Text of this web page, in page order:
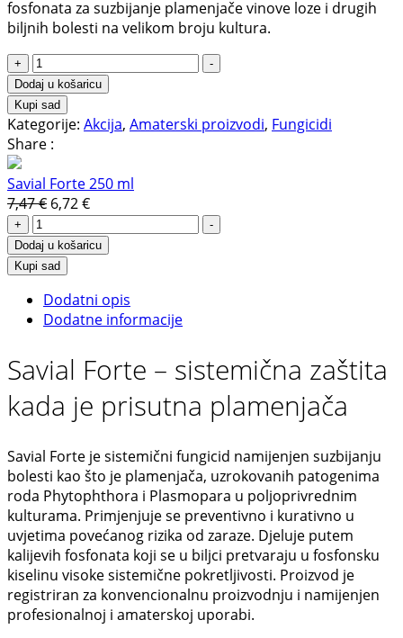
7,47 €.
fosfonata za suzbijanje plamenjače vinove loze i drugih
biljnih bolesti na velikom broju kultura.
+
Savial
Forte
250
ml
količina
-
Dodaj u košaricu
Kupi sad
Kategorije: Akcija, Amaterski proizvodi, Fungicidi
Share :
Savial Forte 250 ml
7,47€ Izvorna
cijena
bila
je:
7,47 €.
6,72€Trenutna
cijena
je:
+
Savial
Forte
250
ml
količina
-
Dodaj u košaricu
Kupi sad
Dodatni opis
Dodatne informacije
Savial Forte – sistemična zaštita
kada je prisutna plamenjača
Savial Forte je sistemični fungicid namijenjen suzbijanju
bolesti kao što je plamenjača, uzrokovanih patogenima
roda Phytophthora i Plasmopara u poljoprivrednim
kulturama. Primjenjuje se preventivno i kurativno u
uvjetima povećanog rizika od zaraze. Djeluje putem
kalijevih fosfonata koji se u biljci pretvaraju u fosfonsku
kiselinu visoke sistemične pokretljivosti. Proizvod je
registriran za konvencionalnu proizvodnju i namijenjen
profesionalnoj i amaterskoj uporabi.